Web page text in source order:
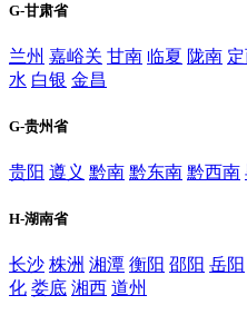
G-甘肃省
兰州 嘉峪关 甘南 临夏 陇南
水 白银 金昌
G-贵州省
贵阳 遵义 黔南 黔东南 黔西南
H-湖南省
长沙 株洲 湘潭 衡阳 邵阳 岳阳
化 娄底 湘西 道州